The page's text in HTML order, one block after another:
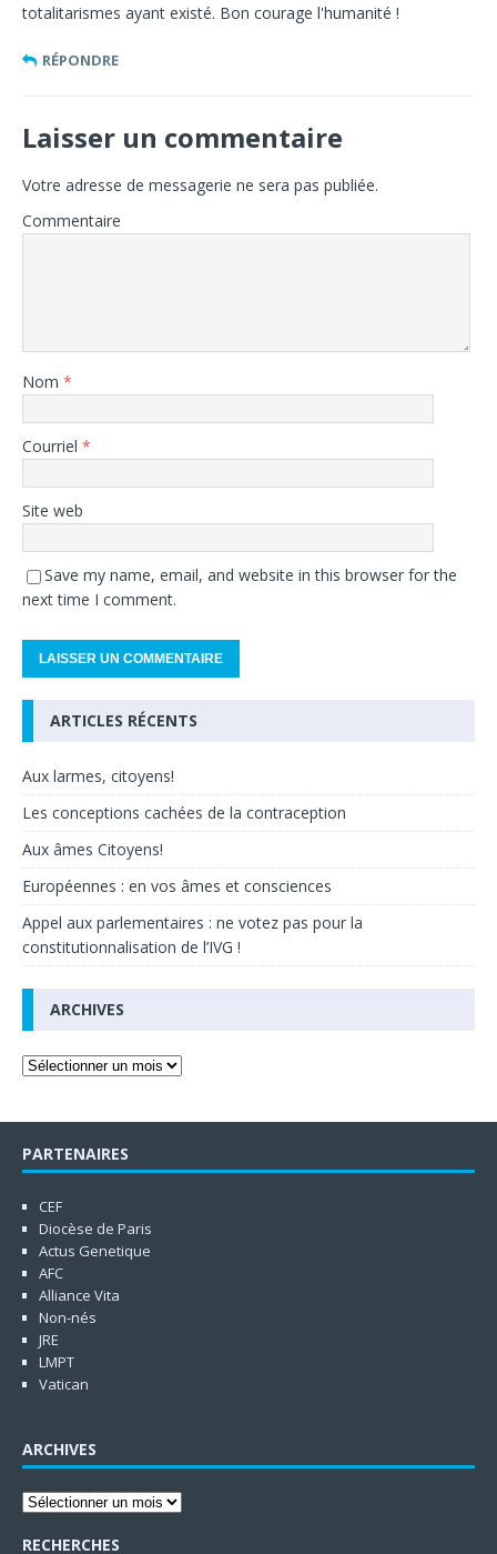
totalitarismes ayant existé. Bon courage l'humanité !
RÉPONDRE
Laisser un commentaire
Votre adresse de messagerie ne sera pas publiée.
Commentaire
Nom *
Courriel *
Site web
Save my name, email, and website in this browser for the
next time I comment.
ARTICLES RÉCENTS
Aux larmes, citoyens!
Les conceptions cachées de la contraception
Aux âmes Citoyens!
Européennes : en vos âmes et consciences
Appel aux parlementaires : ne votez pas pour la
constitutionnalisation de l’IVG !
ARCHIVES
PARTENAIRES
CEF
Diocèse de Paris
Actus Genetique
AFC
Alliance Vita
Non-nés
JRE
LMPT
Vatican
ARCHIVES
RECHERCHES